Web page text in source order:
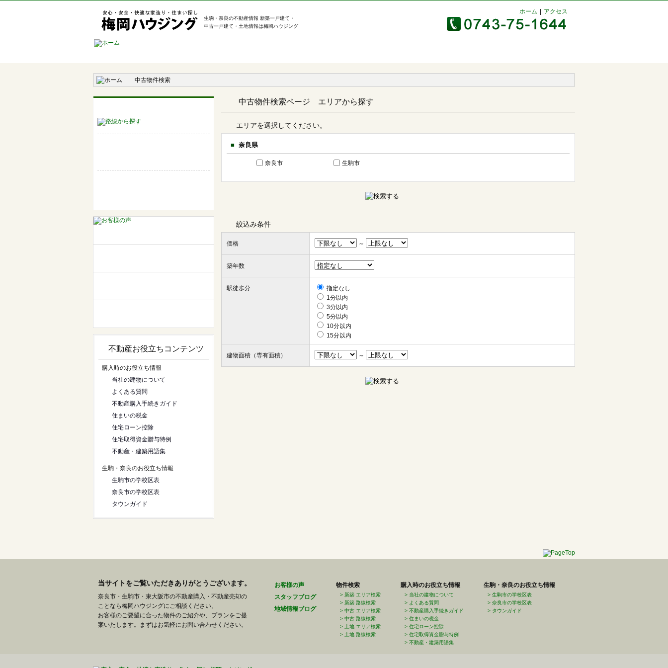
生駒・奈良の不動産情報 新築一戸建て・
中古一戸建て・土地情報は梅岡ハウジング
ホーム アクセス
中古物件検索
不動産お役立ちコンテンツ
購入時のお役立ち情報
当社の建物について
よくある質問
不動産購入手続きガイド
住まいの税金
住宅ローン控除
住宅取得資金贈与特例
不動産・建築用語集
生駒・奈良のお役立ち情報
生駒市の学校区表
奈良市の学校区表
タウンガイド
中古物件検索ページ エリアから探す
エリアを選択してください。
奈良県
奈良市 生駒市
絞込み条件
価格 ～
築年数
駅徒歩分
指定なし
1分以内
3分以内
5分以内
10分以内
15分以内
建物面積（専有面積） ～
当サイトをご覧いただきありがとうございます。
奈良市・生駒市・東大阪市の不動産購入・不動産売却の
ことなら梅岡ハウジングにご相談ください。
お客様のご要望に合った物件のご紹介や、プランをご提
案いたします。まずはお気軽にお問い合わせください。
お客様の声
スタッフブログ
地域情報ブログ
物件検索
新築 エリア検索
新築 路線検索
中古 エリア検索
中古 路線検索
土地 エリア検索
土地 路線検索
購入時のお役立ち情報
当社の建物について
よくある質問
不動産購入手続きガイド
住まいの税金
住宅ローン控除
住宅取得資金贈与特例
不動産・建築用語集
生駒・奈良のお役立ち情報
生駒市の学校区表
奈良市の学校区表
タウンガイド